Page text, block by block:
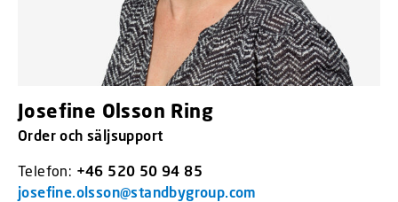
Josefine Olsson Ring
Order och säljsupport
Telefon: +46 520 50 94 85
josefine.olsson@standbygroup.com